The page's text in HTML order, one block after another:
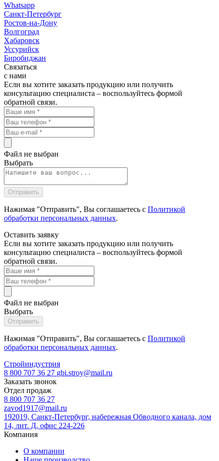
Whatsapp
Санкт-Петербург
Ростов-на-Дону
Волгоград
Хабаровск
Уссурийск
Биробиджан
Связаться
с нами
Если вы хотите заказать продукцию или получить
консультацию специалиста – воспользуйтесь формой
обратной связи.
Файл не выбран
Выбрать
Нажимая "Отправить", Вы соглашаетесь с Политикой
обработки персональных данных.
Оставить заявку
Если вы хотите заказать продукцию или получить
консультацию специалиста – воспользуйтесь формой
обратной связи.
Файл не выбран
Выбрать
Нажимая "Отправить", Вы соглашаетесь с Политикой
обработки персональных данных.
Стройиндустрия
8 800 707 36 27 gbi.stroy@mail.ru
Заказать звонок
Отдел продаж
8 800 707 36 27
zavod1917@mail.ru
192019, Санкт-Петербург, набережная Обводного канала, дом
14, лит. Д, офис 224-226
Компания
О компании